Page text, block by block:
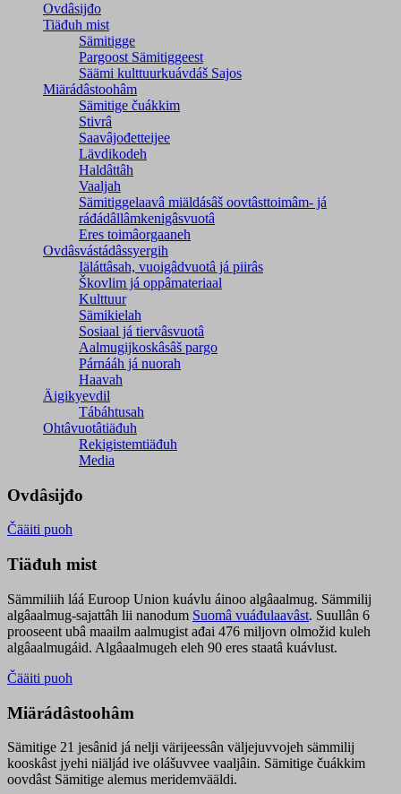
Ovdâsijđo
Tiäđuh mist
Sämitigge
Pargoost Sämitiggeest
Säämi kulttuurkuávdáš Sajos
Miärádâstoohâm
Sämitige čuákkim
Stivrâ
Saavâjođetteijee
Lävdikodeh
Haldâttâh
Vaaljah
Sämitiggelaavâ miäldásâš oovtâsttoimâm- já
ráđádâllâmkenigâsvuotâ
Eres toimâorgaaneh
Ovdâsvástádâssyergih
Iäláttâsah, vuoigâdvuotâ já piirâs
Škovlim já oppâmateriaal
Kulttuur
Sämikielah
Sosiaal já tiervâsvuotâ
Aalmugijkoskâsâš pargo
Párnááh já nuorah
Haavah
Äigikyevdil
Tábáhtusah
Ohtâvuotâtiäđuh
Rekigistemtiäđuh
Media
Ovdâsijđo
Čääiti puoh
Tiäđuh mist
Sämmiliih láá Euroop Union kuávlu áinoo algâaalmug. Sämmilij
algâaalmug-sajattâh lii nanodum Suomâ vuáđulaavâst. Suullân 6
prooseent ubâ maailm aalmugist ađai 476 miljovn olmožid kuleh
algâaalmugáid. Algâaalmugeh eleh 90 eres staatâ kuávlust.
Čääiti puoh
Miärádâstoohâm
Sämitige 21 jesânid já nelji värijeessân väljejuvvojeh sämmilij
kooskâst jyehi niäljád ive olášuvvee vaaljâin. Sämitige čuákkim
oovdâst Sämitige alemus meridemvääldi.